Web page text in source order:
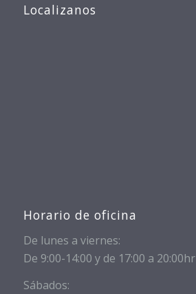
Localizanos
Horario de oficina
De lunes a viernes:
De 9:00-14:00 y de 17:00 a 20:00hr
Sábados: